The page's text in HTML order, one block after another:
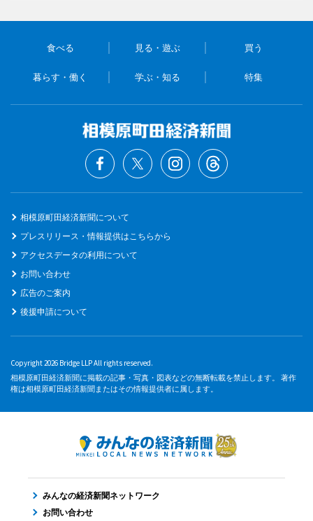
食べる 見る・遊ぶ 買う
暮らす・働く 学ぶ・知る 特集
相模原町田経済新聞について
プレスリリース・情報提供はこちらから
アクセスデータの利用について
お問い合わせ
広告のご案内
後援申請について
Copyright 2026 Bridge LLP All rights reserved.
相模原町田経済新聞に掲載の記事・写真・図表などの無断転載を禁止します。 著作
権は相模原町田経済新聞またはその情報提供者に属します。
みんなの経済新聞ネットワーク
お問い合わせ